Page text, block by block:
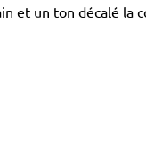
et un ton décalé la